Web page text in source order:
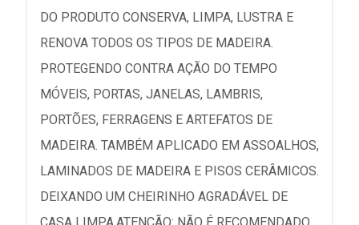
DO PRODUTO CONSERVA, LIMPA, LUSTRA E
RENOVA TODOS OS TIPOS DE MADEIRA.
PROTEGENDO CONTRA AÇÃO DO TEMPO
MÓVEIS, PORTAS, JANELAS, LAMBRIS,
PORTÕES, FERRAGENS E ARTEFATOS DE
MADEIRA. TAMBÉM APLICADO EM ASSOALHOS,
LAMINADOS DE MADEIRA E PISOS CERÂMICOS.
DEIXANDO UM CHEIRINHO AGRADÁVEL DE